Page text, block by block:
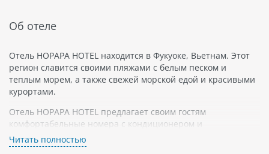
Об отеле
Отель HOPAPA HOTEL находится в Фукуоке, Вьетнам. Этот
регион славится своими пляжами с белым песком и
теплым морем, а также свежей морской едой и красивыми
курортами.
Отель HOPAPA HOTEL предлагает своим гостям
комфортабельные номера с кондиционером и
телевизором, бесплатный Wi-Fi и прекрасную территорию
с бассейном и зоной отдыха. Номера обставлены в
Читать полностью